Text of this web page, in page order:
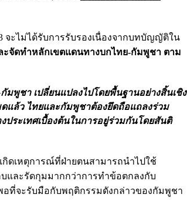
จะไม่ได้รับการรับรองเนื่องจากบทบัญญัติใน
ะจัดทำหลักเขตแดนทางบกไทย-กัมพูชา ตาม
มพูชา เปลี่ยนแปลงไปโดยพื้นฐานอย่างสิ้นเชิง
แล้ว ไทยและกัมพูชาต้องยึดถือแถลงร่วม
ประเทศเบื้องต้นในการอยู่ร่วมกันโดยสันติ
กิดเหตุการณ์ที่ฝ่ายตนสามารถนำไปใช้
และรัดกุมมากกว่าการทำข้อตกลงกับ
อที่จะรับมือกับพฤติกรรมดังกล่าวของกัมพูชา